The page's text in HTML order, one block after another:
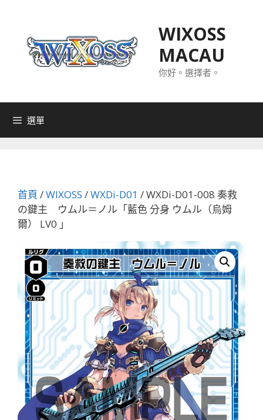
WIXOSS
MACAU
你好。選擇者。
選單
首頁 /WIXOSS /WXDi-D01 / WXDi-D01-008 奏救
の鍵主 ウムル＝ノル「藍色 分身 ウムル（烏姆
爾） LV0 」